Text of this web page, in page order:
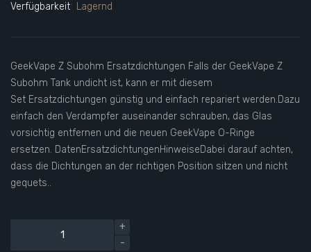
Verfügbarkeit
Lagernd
GeekVape Z Subohm Ersatzdichtungen Falls der GeekVape Z
Subohm Tank undicht ist, kann er mit diesem
Set Ersatzdichtungen günstig und einfach repariert werden.Dazu
einfach den Verdampfer auseinander schrauben, das Glas
vorsichtig entfernen und die neuen GeekVape O-Ringe
ersetzen. DatenErsatzdichtungenHinweiseDabei darauf achten,
dass die Dichtungen an der richtigen Position sitzen und nicht
gequets..